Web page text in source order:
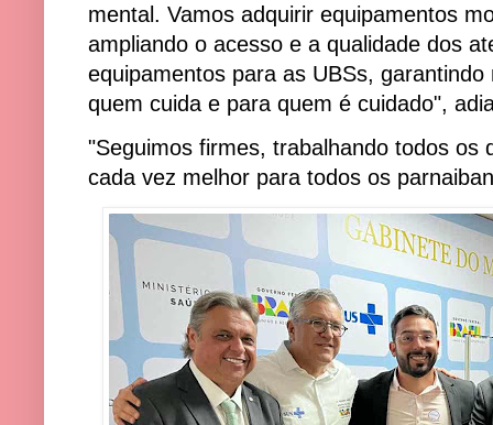
mental. Vamos adquirir equipamentos
ampliando o acesso e a qualidade dos
equipamentos para as UBSs,
quem cuida e para quem é cuidado",
"Seguimos firmes, trabalhando todos os
cada vez melhor para todos os